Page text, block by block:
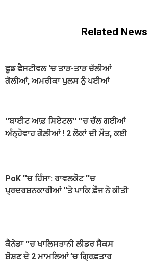
Related News
ਫੂਡ ਫੈਸਟੀਵਲ 'ਚ ਤਾੜ-ਤਾੜ ਚੱਲੀਆਂ
ਗੋਲੀਆਂ, ਅਮਰੀਕਾ ਪੁਲਸ ਨੂੰ ਪਈਆਂ
''ਬਾਈਟ ਆਫ਼ ਸਿਏਟਲ'' ''ਚ ਚੱਲ ਗਈਆਂ
ਅੰਨ੍ਹੇਵਾਹ ਗੋਲ਼ੀਆਂ ! 2 ਲੋਕਾਂ ਦੀ ਮੌਤ, ਕਈ
PoK ''ਚ ਹਿੰਸਾ: ਰਾਵਲਕੋਟ ''ਚ
ਪ੍ਰਦਰਸ਼ਨਕਾਰੀਆਂ ''ਤੇ ਪਾਕਿ ਫ਼ੌਜ ਨੇ ਕੀਤੀ
ਕੈਨੇਡਾ ''ਚ ਖਾਲਿਸਤਾਨੀ ਲੀਡਰ ਸੈਕਸ
ਸ਼ੋਸ਼ਣ ਦੇ 2 ਮਾਮਲਿਆਂ ’ਚ ਗ੍ਰਿਫ਼ਤਾਰ